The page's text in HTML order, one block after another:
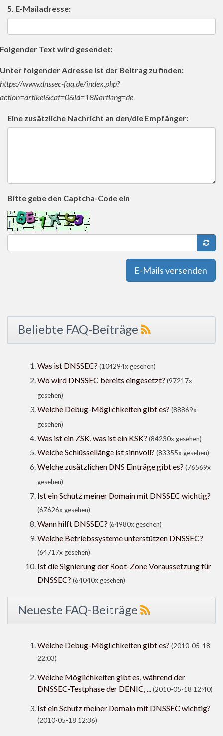
5. E-Mailadresse:
Folgender Text wird gesendet:
Unter folgender Adresse ist der Beitrag zu finden:
https://www.dnssec-faq.de/index.php?
action=artikel&cat=0&id=18&artlang=de
Eine zusätzliche Nachricht an den/die Empfänger:
Bitte gebe den Captcha-Code ein
E-Mails versenden
Beliebte FAQ-Beiträge
Was ist DNSSEC? (104294x gesehen)
Wo wird DNSSEC bereits eingesetzt? (97217x
gesehen)
Welche Debug-Möglichkeiten gibt es? (88869x
gesehen)
Was ist ein ZSK, was ist ein KSK? (84230x gesehen)
Welche Schlüssellänge ist sinnvoll? (83355x gesehen)
Welche zusätzlichen DNS Einträge gibt es? (76569x
gesehen)
Ist ein Schutz meiner Domain mit DNSSEC wichtig?
(67626x gesehen)
Wann hilft DNSSEC? (64980x gesehen)
Welche Betriebssysteme unterstützen DNSSEC?
(64717x gesehen)
Ist die Signierung der Root-Zone Voraussetzung für
DNSSEC? (64040x gesehen)
Neueste FAQ-Beiträge
Welche Debug-Möglichkeiten gibt es? (2010-05-18
22:03)
Welche Möglichkeiten gibt es, während der
DNSSEC-Testphase der DENIC, ...(2010-05-18 12:40)
Ist ein Schutz meiner Domain mit DNSSEC wichtig?
(2010-05-18 12:36)